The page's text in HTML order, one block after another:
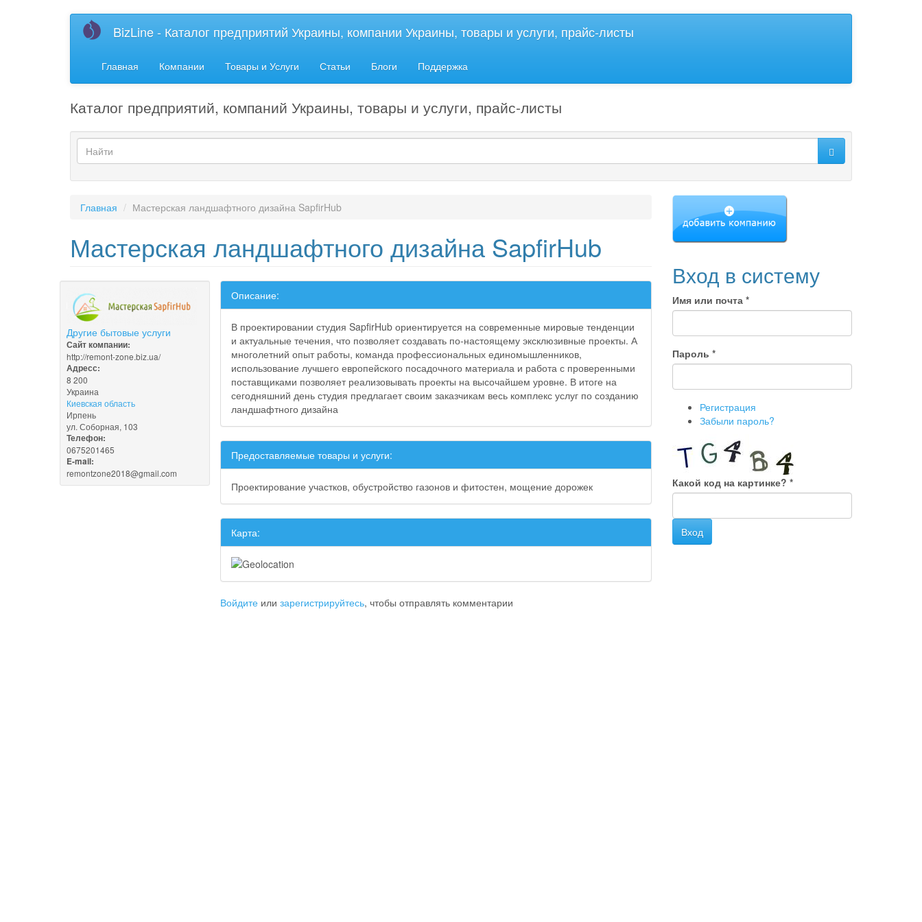
BizLine - Каталог предприятий Украины, компании Украины, товары и услуги, прайс-листы
Главная Компании Товары и Услуги Статьи Блоги Поддержка
Каталог предприятий, компаний Украины, товары и услуги, прайс-листы
Форма
поиска
Главная Мастерская ландшафтного дизайна SapfirHub
Мастерская ландшафтного дизайна SapfirHub
Другие бытовые услуги
Сайт компании:
http://remont-zone.biz.ua/
Адресс:
8 200
Украина
Киевская область
Ирпень
ул. Соборная, 103
Телефон:
0675201465
E-mail:
remontzone2018@gmail.com
Описание:
В проектировании студия SapfirHub ориентируется на современные мировые тенденции
и актуальные течения, что позволяет создавать по-настоящему эксклюзивные проекты. А
многолетний опыт работы, команда профессиональных единомышленников,
использование лучшего европейского посадочного материала и работа с проверенными
поставщиками позволяет реализовывать проекты на высочайшем уровне. В итоге на
сегодняшний день студия предлагает своим заказчикам весь комплекс услуг по созданию
ландшафтного дизайна
Предоставляемые товары и услуги:
Проектирование участков, обустройство газонов и фитостен, мощение дорожек
Карта:
Войдите илизарегистрируйтесь, чтобы отправлять комментарии
Вход в систему
Имя или почта *
Пароль *
Регистрация
Забыли пароль?
Какой код на картинке? *
Вход